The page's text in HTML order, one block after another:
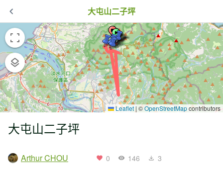
大屯山二子坪
Leaflet | ©OpenStreetMapcontributors
大屯山二子坪
Arthur CHOU 0 146 3